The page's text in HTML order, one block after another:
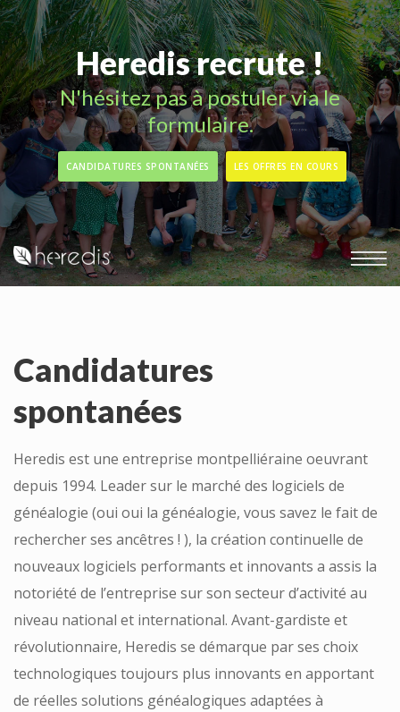
Heredis recrute !
N'hésitez pas à postuler via le
formulaire.
CANDIDATURES SPONTANÉES LES OFFRES EN COURS
Candidatures
spontanées
Heredis est une entreprise montpelliéraine oeuvrant
depuis 1994. Leader sur le marché des logiciels de
généalogie (oui oui la généalogie, vous savez le fait de
rechercher ses ancêtres ! ), la création continuelle de
nouveaux logiciels performants et innovants a assis la
notoriété de l’entreprise sur son secteur d’activité au
niveau national et international. Avant-gardiste et
révolutionnaire, Heredis se démarque par ses choix
technologiques toujours plus innovants en apportant
de réelles solutions généalogiques adaptées à